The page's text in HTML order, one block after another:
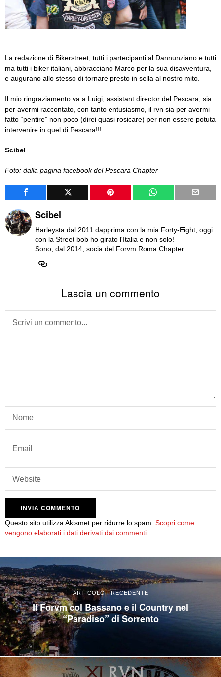
La redazione di Bikerstreet, tutti i partecipanti al Dannunziano e tutti
ma tutti i biker italiani, abbracciano Marco per la sua disavventura,
e augurano allo stesso di tornare presto in sella al nostro mito.
Il mio ringraziamento va a Luigi, assistant director del Pescara, sia
per avermi raccontato, con tanto entusiasmo, il rvn sia per avermi
fatto “pentire” non poco (direi quasi rosicare) per non essere potuta
intervenire in quel di Pescara!!!
Scibel
Foto: dalla pagina facebook del Pescara Chapter
Scibel
Harleysta dal 2011 dapprima con la mia Forty-Eight, oggi
con la Street bob ho girato l'Italia e non solo!
Sono, dal 2014, socia del Forvm Roma Chapter.
Lascia un commento
Questo sito utilizza Akismet per ridurre lo spam. Scopri come
vengono elaborati i dati derivati dai commenti
ARTICOLO PRECEDENTE
Il Forvm col Bassano e il Country nel
“Paradiso” di Sorrento